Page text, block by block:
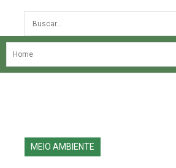
Busca
NOSSA HISTÓRIA
EDIÇÕES ANTERIORES
MEIO AMBIENTE